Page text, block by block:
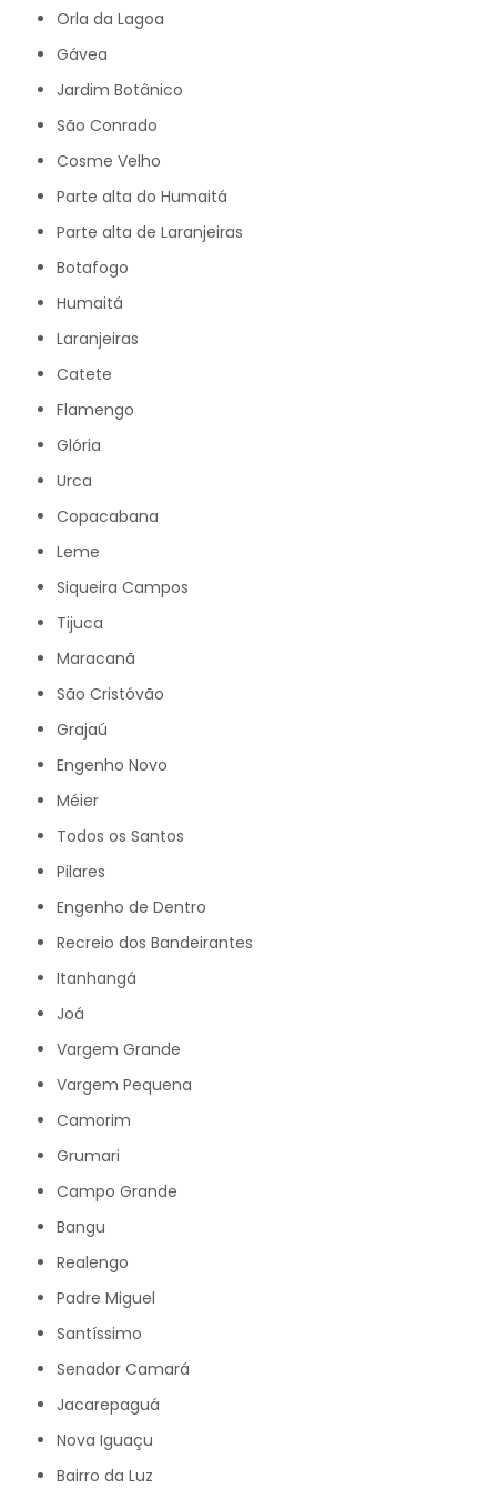
Orla da Lagoa
Gávea
Jardim Botânico
São Conrado
Cosme Velho
Parte alta do Humaitá
Parte alta de Laranjeiras
Botafogo
Humaitá
Laranjeiras
Catete
Flamengo
Glória
Urca
Copacabana
Leme
Siqueira Campos
Tijuca
Maracanã
São Cristóvão
Grajaú
Engenho Novo
Méier
Todos os Santos
Pilares
Engenho de Dentro
Recreio dos Bandeirantes
Itanhangá
Joá
Vargem Grande
Vargem Pequena
Camorim
Grumari
Campo Grande
Bangu
Realengo
Padre Miguel
Santíssimo
Senador Camará
Jacarepaguá
Nova Iguaçu
Bairro da Luz